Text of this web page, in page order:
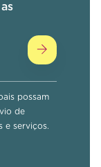
possam
de
e serviços.